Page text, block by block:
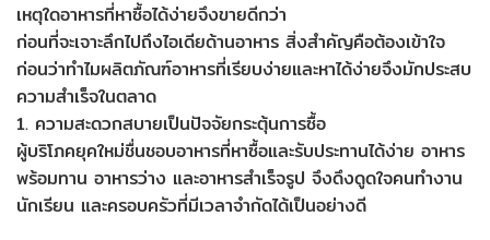
เหตุใดอาหารที่หาซื้อได้ง่ายจึงขายดีกว่า
ก่อนที่จะเจาะลึกไปถึงไอเดียด้านอาหาร สิ่งสำคัญคือต้องเข้าใจ
ก่อนว่าทำไมผลิตภัณฑ์อาหารที่เรียบง่ายและหาได้ง่ายจึงมักประสบ
ความสำเร็จในตลาด
1. ความสะดวกสบายเป็นปัจจัยกระตุ้นการซื้อ
ผู้บริโภคยุคใหม่ชื่นชอบอาหารที่หาซื้อและรับประทานได้ง่าย อาหาร
พร้อมทาน อาหารว่าง และอาหารสำเร็จรูป จึงดึงดูดใจคนทำงาน
นักเรียน และครอบครัวที่มีเวลาจำกัดได้เป็นอย่างดี